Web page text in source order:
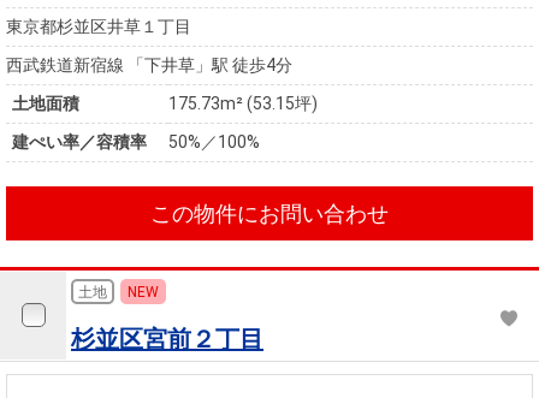
東京都杉並区井草１丁目
西武鉄道新宿線 「下井草」駅 徒歩4分
土地面積
175.73m² (53.15坪)
建ぺい率／容積率
50%／100%
この物件にお問い合わせ
土地 NEW
杉並区宮前２丁目